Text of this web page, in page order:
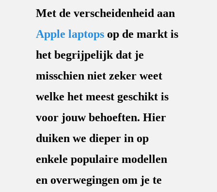
Met de verscheidenheid aan
Apple laptops op de markt is
het begrijpelijk dat je
misschien niet zeker weet
welke het meest geschikt is
voor jouw behoeften. Hier
duiken we dieper in op
enkele populaire modellen
en overwegingen om je te